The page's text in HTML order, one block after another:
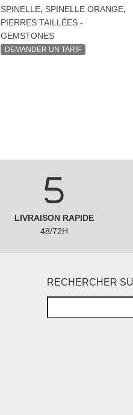
SPINELLE, SPINELLE ORANGE,
PIERRES TAILLÉES -
GEMSTONES
DEMANDER UN TARIF
LIVRAISON RAPIDE
48/72H
RECHERCHER